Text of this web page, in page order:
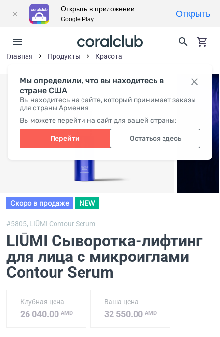
Мы определили, что вы находитесь в
стране США
Вы находитесь на сайте, который принимает заказы
для страны Армения
Вы можете перейти на сайт для вашей страны:
Перейти Остаться здесь
Главная Продукты Красота
Скоро в продаже NEW
#5805, LIŪMI Contour Serum
LIŪMI Сыворотка-лифтинг
для лица с микроиглами
Contour Serum
Клубная цена
26 040.00 AMD
Ваша цена
32 550.00AMD
Открыть в приложении
Google Play
Открыть